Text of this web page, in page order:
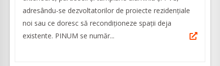
adresându-se dezvoltatorilor de proiecte rezidențiale
noi sau ce doresc să recondiționeze spații deja
existente. PINUM se număr...